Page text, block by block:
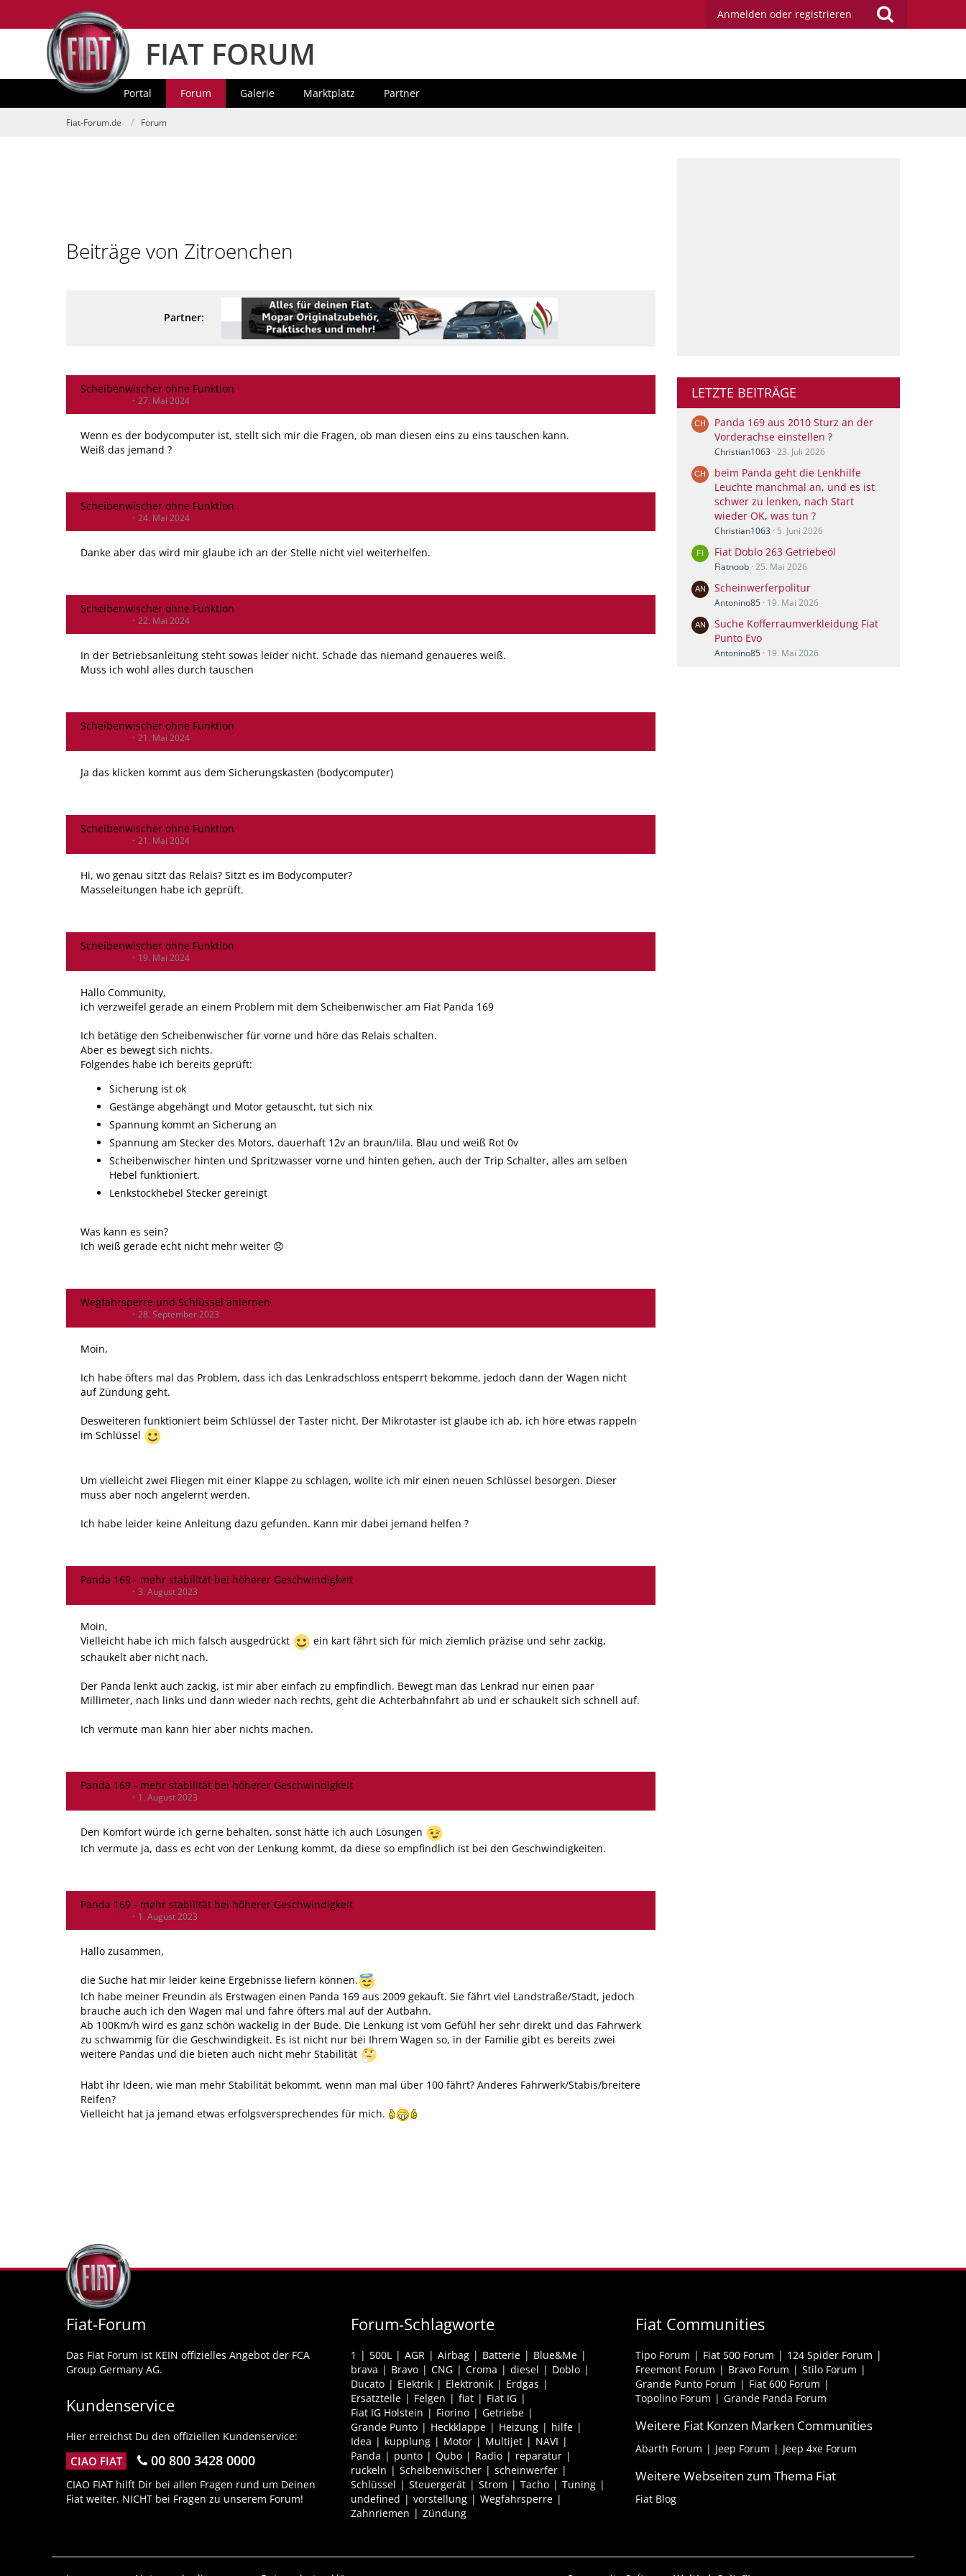
Anmelden oder registrieren
FIAT FORUM
Portal Forum Galerie Marktplatz Partner
Fiat-Forum.de Forum
Beiträge von Zitroenchen
Partner:
Scheibenwischer ohne Funktion
27. Mai 2024
Wenn es der bodycomputer ist, stellt sich mir die Fragen, ob man diesen eins zu eins tauschen kann.
Weiß das jemand ?
Scheibenwischer ohne Funktion
24. Mai 2024
Danke aber das wird mir glaube ich an der Stelle nicht viel weiterhelfen.
Scheibenwischer ohne Funktion
22. Mai 2024
In der Betriebsanleitung steht sowas leider nicht. Schade das niemand genaueres weiß.
Muss ich wohl alles durch tauschen
Scheibenwischer ohne Funktion
21. Mai 2024
Ja das klicken kommt aus dem Sicherungskasten (bodycomputer)
Scheibenwischer ohne Funktion
21. Mai 2024
Hi, wo genau sitzt das Relais? Sitzt es im Bodycomputer?
Masseleitungen habe ich geprüft.
Scheibenwischer ohne Funktion
19. Mai 2024
Hallo Community,
ich verzweifel gerade an einem Problem mit dem Scheibenwischer am Fiat Panda 169
Ich betätige den Scheibenwischer für vorne und höre das Relais schalten.
Aber es bewegt sich nichts.
Folgendes habe ich bereits geprüft:
Sicherung ist ok
Gestänge abgehängt und Motor getauscht, tut sich nix
Spannung kommt an Sicherung an
Spannung am Stecker des Motors, dauerhaft 12v an braun/lila. Blau und weiß Rot 0v
Scheibenwischer hinten und Spritzwasser vorne und hinten gehen, auch der Trip Schalter, alles am selben
Hebel funktioniert.
Lenkstockhebel Stecker gereinigt
Was kann es sein?
Ich weiß gerade echt nicht mehr weiter 😞
Wegfahrsperre und Schlüssel anlernen
28. September 2023
Moin,
Ich habe öfters mal das Problem, dass ich das Lenkradschloss entsperrt bekomme, jedoch dann der Wagen nicht
auf Zündung geht.
Desweiteren funktioniert beim Schlüssel der Taster nicht. Der Mikrotaster ist glaube ich ab, ich höre etwas rappeln
im Schlüssel
Um vielleicht zwei Fliegen mit einer Klappe zu schlagen, wollte ich mir einen neuen Schlüssel besorgen. Dieser
muss aber noch angelernt werden.
Ich habe leider keine Anleitung dazu gefunden. Kann mir dabei jemand helfen ?
Panda 169 - mehr stabilität bei höherer Geschwindigkeit
3. August 2023
Moin,
Vielleicht habe ich mich falsch ausgedrückt
ein kart fährt sich für mich ziemlich präzise und sehr zackig,
schaukelt aber nicht nach.
Der Panda lenkt auch zackig, ist mir aber einfach zu empfindlich. Bewegt man das Lenkrad nur einen paar
Millimeter, nach links und dann wieder nach rechts, geht die Achterbahnfahrt ab und er schaukelt sich schnell auf.
Ich vermute man kann hier aber nichts machen.
Panda 169 - mehr stabilität bei höherer Geschwindigkeit
1. August 2023
Den Komfort würde ich gerne behalten, sonst hätte ich auch Lösungen
Ich vermute ja, dass es echt von der Lenkung kommt, da diese so empfindlich ist bei den Geschwindigkeiten.
Panda 169 - mehr stabilität bei höherer Geschwindigkeit
1. August 2023
Hallo zusammen,
die Suche hat mir leider keine Ergebnisse liefern können.
Ich habe meiner Freundin als Erstwagen einen Panda 169 aus 2009 gekauft. Sie fährt viel Landstraße/Stadt, jedoch
brauche auch ich den Wagen mal und fahre öfters mal auf der Autbahn.
Ab 100Km/h wird es ganz schön wackelig in der Bude. Die Lenkung ist vom Gefühl her sehr direkt und das Fahrwerk
zu schwammig für die Geschwindigkeit. Es ist nicht nur bei Ihrem Wagen so, in der Familie gibt es bereits zwei
weitere Pandas und die bieten auch nicht mehr Stabilität
Habt ihr Ideen, wie man mehr Stabilität bekommt, wenn man mal über 100 fährt? Anderes Fahrwerk/Stabis/breitere
Reifen?
Vielleicht hat ja jemand etwas erfolgsversprechendes für mich.
LETZTE BEITRÄGE
Panda 169 aus 2010 Sturz an der
Vorderachse einstellen ?
Christian1063 23. Juli 2026
beim Panda geht die Lenkhilfe
Leuchte manchmal an, und es ist
schwer zu lenken, nach Start
wieder OK, was tun ?
Christian1063 5. Juni 2026
Fiat Doblo 263 Getriebeöl
Fiatnoob 25. Mai 2026
Scheinwerferpolitur
Antonino85 19. Mai 2026
Suche Kofferraumverkleidung Fiat
Punto Evo
Antonino85 19. Mai 2026
Fiat-Forum
Das Fiat Forum ist KEIN offizielles Angebot der FCA
Group Germany AG.
Kundenservice
Hier erreichst Du den offiziellen Kundenservice:
CIAO FIAT 00 800 3428 0000
CIAO FIAT hilft Dir bei allen Fragen rund um Deinen
Fiat weiter. NICHT bei Fragen zu unserem Forum!
Forum-Schlagworte
1 500L AGR Airbag Batterie
Blue&Me
brava
Bravo CNG Croma diesel
Doblo
Ducato
Elektrik Elektronik
Erdgas
Ersatzteile
Felgen fiat
Fiat IG
Fiat IG Holstein
Fiorino
Getriebe
Grande Punto
Heckklappe Heizung
hilfe
Idea
kupplung Motor Multijet
NAVI
Panda
punto Qubo Radio
reparatur
ruckeln
Scheibenwischer
scheinwerfer
Schlüssel
Steuergerät Strom Tacho
Tuning
undefined
vorstellung
Wegfahrsperre
Zahnriemen
Zündung
Fiat Communities
Tipo Forum Fiat 500 Forum
124 Spider Forum
Freemont Forum
Bravo Forum
Stilo Forum
Grande Punto Forum
Fiat 600 Forum
Topolino Forum
Grande Panda Forum
Weitere Fiat Konzen Marken Communities
Abarth Forum Jeep Forum Jeep 4xe Forum
Weitere Webseiten zum Thema Fiat
Fiat Blog